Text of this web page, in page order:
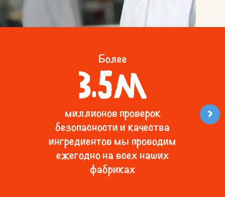
Более
3.5M
миллионов проверок
безопасности и качества
ингредиентов мы проводим
ежегодно на всех наших
фабриках
>